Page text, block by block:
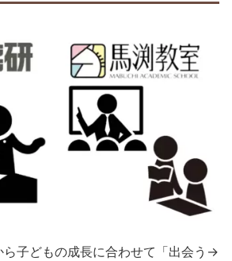
ら子どもの成長に合わせて「出会う→